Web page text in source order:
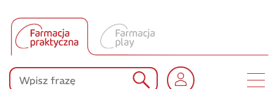
Produkty Polpharmy
KONKURSY